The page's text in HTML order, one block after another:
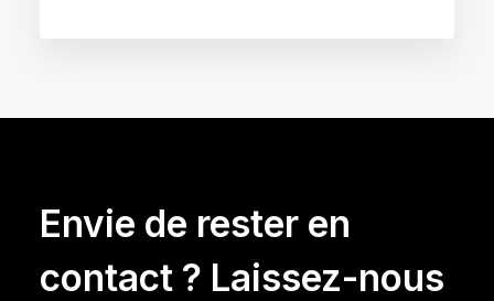
Envie de rester en
contact ? Laissez-nous